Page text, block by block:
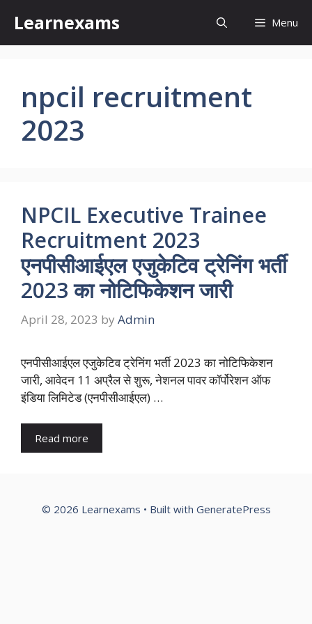
content
Learnexams Menu
npcil recruitment
2023
NPCIL Executive Trainee
Recruitment 2023
एनपीसीआईएल एजुकेटिव ट्रेनिंग भर्ती
2023 का नोटिफिकेशन जारी
April 28, 2023 by Admin
एनपीसीआईएल एजुकेटिव ट्रेनिंग भर्ती 2023 का नोटिफिकेशन
जारी, आवेदन 11 अप्रैल से शुरू, नेशनल पावर कॉर्पोरेशन ऑफ
इंडिया लिमिटेड (एनपीसीआईएल) …
Read more
© 2026 Learnexams • Built with GeneratePress